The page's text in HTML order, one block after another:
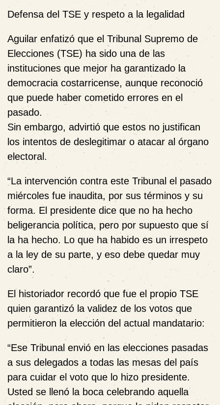
Defensa del TSE y respeto a la legalidad
Aguilar enfatizó que el Tribunal Supremo de
Elecciones (TSE) ha sido una de las
instituciones que mejor ha garantizado la
democracia costarricense, aunque reconoció
que puede haber cometido errores en el
pasado.
Sin embargo, advirtió que estos no justifican
los intentos de deslegitimar o atacar al órgano
electoral.
“La intervención contra este Tribunal el pasado
miércoles fue inaudita, por sus términos y su
forma. El presidente dice que no ha hecho
beligerancia política, pero por supuesto que sí
la ha hecho. Lo que ha habido es un irrespeto
a la ley de su parte, y eso debe quedar muy
claro”.
El historiador recordó que fue el propio TSE
quien garantizó la validez de los votos que
permitieron la elección del actual mandatario:
“Ese Tribunal envió en las elecciones pasadas
a sus delegados a todas las mesas del país
para cuidar el voto que lo hizo presidente.
Usted se llenó la boca celebrando aquella